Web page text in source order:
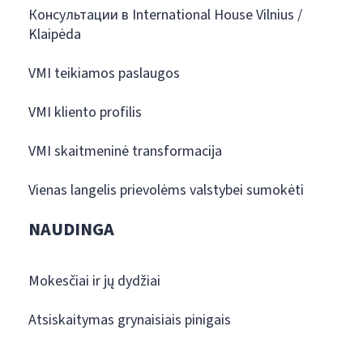
Консультации в International House Vilnius /
Klaipėda
VMI teikiamos paslaugos
VMI kliento profilis
VMI skaitmeninė transformacija
Vienas langelis prievolėms valstybei sumokėti
NAUDINGA
Mokesčiai ir jų dydžiai
Atsiskaitymas grynaisiais pinigais